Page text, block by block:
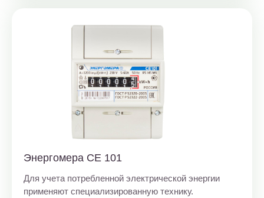
Энергомера СЕ 101
Для учета потребленной электрической энергии
применяют специализированную технику.